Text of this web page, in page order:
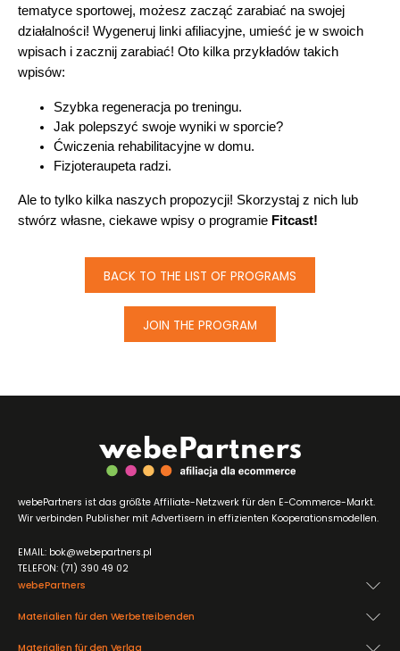
tematyce sportowej, możesz zacząć zarabiać na swojej
działalności! Wygeneruj linki afiliacyjne, umieść je w swoich
wpisach i zacznij zarabiać! Oto kilka przykładów takich
wpisów:
Szybka regeneracja po treningu.
Jak polepszyć swoje wyniki w sporcie?
Ćwiczenia rehabilitacyjne w domu.
Fizjoteraupeta radzi.
Ale to tylko kilka naszych propozycji! Skorzystaj z nich lub
stwórz własne, ciekawe wpisy o programie Fitcast!
BACK TO THE LIST OF PROGRAMS
JOIN THE PROGRAM
webePartners
Materialien für den Werbetreibenden
Materialien für den Verlag
webePartners ist das größte Affiliate-Netzwerk für den E-Commerce-Markt.
Wir verbinden Publisher mit Advertisern in effizienten Kooperationsmodellen.
EMAIL: bok@webepartners.pl
TELEFON: (71) 390 49 02